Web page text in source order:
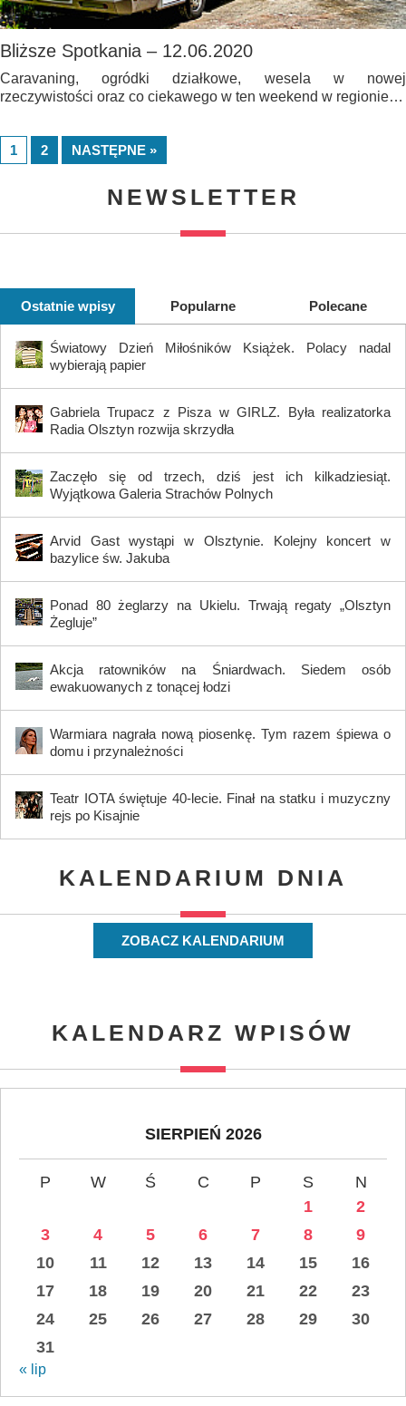
Bliższe Spotkania – 12.06.2020
Caravaning, ogródki działkowe, wesela w nowej
rzeczywistości oraz co ciekawego w ten weekend w regionie…
1 2 NASTĘPNE »
NEWSLETTER
Ostatnie wpisy Popularne Polecane
Światowy Dzień Miłośników Książek. Polacy nadal
wybierają papier
Gabriela Trupacz z Pisza w GIRLZ. Była realizatorka
Radia Olsztyn rozwija skrzydła
Zaczęło się od trzech, dziś jest ich kilkadziesiąt.
Wyjątkowa Galeria Strachów Polnych
Arvid Gast wystąpi w Olsztynie. Kolejny koncert w
bazylice św. Jakuba
Ponad 80 żeglarzy na Ukielu. Trwają regaty „Olsztyn
Żegluje”
Akcja ratowników na Śniardwach. Siedem osób
ewakuowanych z tonącej łodzi
Warmiara nagrała nową piosenkę. Tym razem śpiewa o
domu i przynależności
Teatr IOTA świętuje 40-lecie. Finał na statku i muzyczny
rejs po Kisajnie
KALENDARIUM DNIA
ZOBACZ KALENDARIUM
KALENDARZ WPISÓW
SIERPIEŃ 2026
P W Ś C P S
N
1
2
3
4 5 6 7 8
9
10
11 12 13 14 15
16
17
18 19 20 21 22
23
24
25 26 27 28 29
30
31
« lip